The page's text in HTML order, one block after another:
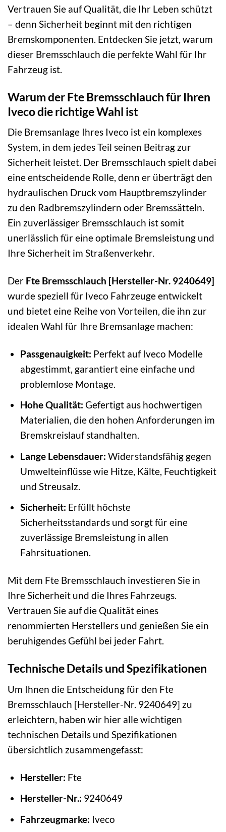
Vertrauen Sie auf Qualität, die Ihr Leben schützt
– denn Sicherheit beginnt mit den richtigen
Bremskomponenten. Entdecken Sie jetzt, warum
dieser Bremsschlauch die perfekte Wahl für Ihr
Fahrzeug ist.
Warum der Fte Bremsschlauch für Ihren
Iveco die richtige Wahl ist
Die Bremsanlage Ihres Iveco ist ein komplexes
System, in dem jedes Teil seinen Beitrag zur
Sicherheit leistet. Der Bremsschlauch spielt dabei
eine entscheidende Rolle, denn er überträgt den
hydraulischen Druck vom Hauptbremszylinder
zu den Radbremszylindern oder Bremssätteln.
Ein zuverlässiger Bremsschlauch ist somit
unerlässlich für eine optimale Bremsleistung und
Ihre Sicherheit im Straßenverkehr.
Der Fte Bremsschlauch [Hersteller-Nr. 9240649]
wurde speziell für Iveco Fahrzeuge entwickelt
und bietet eine Reihe von Vorteilen, die ihn zur
idealen Wahl für Ihre Bremsanlage machen:
Passgenauigkeit: Perfekt auf Iveco Modelle
abgestimmt, garantiert eine einfache und
problemlose Montage.
Hohe Qualität: Gefertigt aus hochwertigen
Materialien, die den hohen Anforderungen im
Bremskreislauf standhalten.
Lange Lebensdauer: Widerstandsfähig gegen
Umwelteinflüsse wie Hitze, Kälte, Feuchtigkeit
und Streusalz.
Sicherheit: Erfüllt höchste
Sicherheitsstandards und sorgt für eine
zuverlässige Bremsleistung in allen
Fahrsituationen.
Mit dem Fte Bremsschlauch investieren Sie in
Ihre Sicherheit und die Ihres Fahrzeugs.
Vertrauen Sie auf die Qualität eines
renommierten Herstellers und genießen Sie ein
beruhigendes Gefühl bei jeder Fahrt.
Technische Details und Spezifikationen
Um Ihnen die Entscheidung für den Fte
Bremsschlauch [Hersteller-Nr. 9240649] zu
erleichtern, haben wir hier alle wichtigen
technischen Details und Spezifikationen
übersichtlich zusammengefasst:
Hersteller: Fte
Hersteller-Nr.: 9240649
Fahrzeugmarke: Iveco